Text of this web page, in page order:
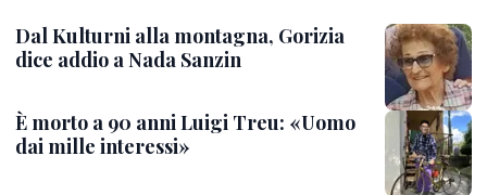
Dal Kulturni alla montagna, Gorizia
dice addio a Nada Sanzin
È morto a 90 anni Luigi Treu: «Uomo
dai mille interessi»